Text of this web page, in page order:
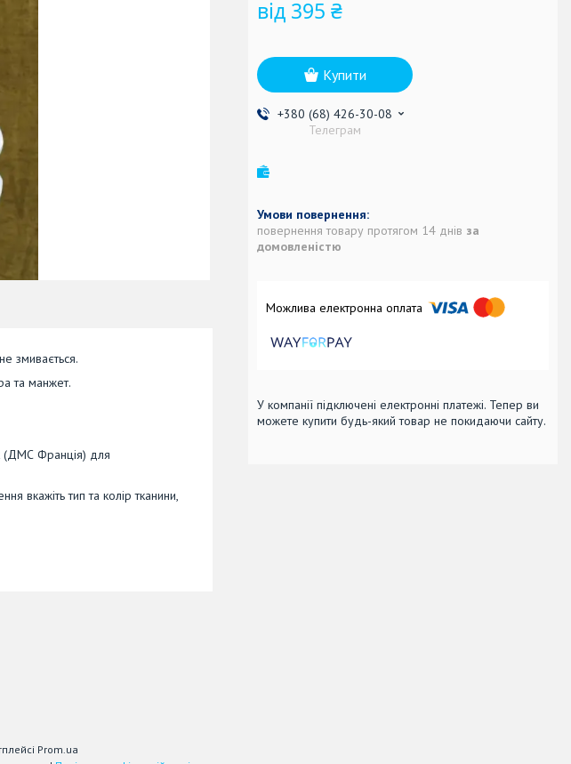
змивається.
та манжет.
(ДМС Франція) для
вкажіть тип та колір тканини,
від 395 ₴
Купити
+380 (68) 426-30-08
Телеграм
повернення товару протягом 14 днів за
домовленістю
У компанії підключені електронні платежі. Тепер ви
можете купити будь-який товар не покидаючи сайту.
Prom.ua